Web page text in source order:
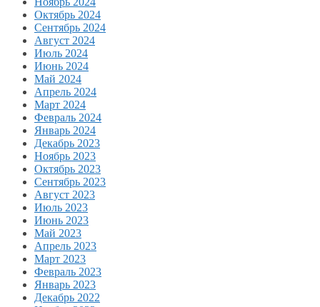
Октябрь 2024
Сентябрь 2024
Август 2024
Июль 2024
Июнь 2024
Май 2024
Апрель 2024
Март 2024
Февраль 2024
Январь 2024
Декабрь 2023
Ноябрь 2023
Октябрь 2023
Сентябрь 2023
Август 2023
Июль 2023
Июнь 2023
Май 2023
Апрель 2023
Март 2023
Февраль 2023
Январь 2023
Декабрь 2022